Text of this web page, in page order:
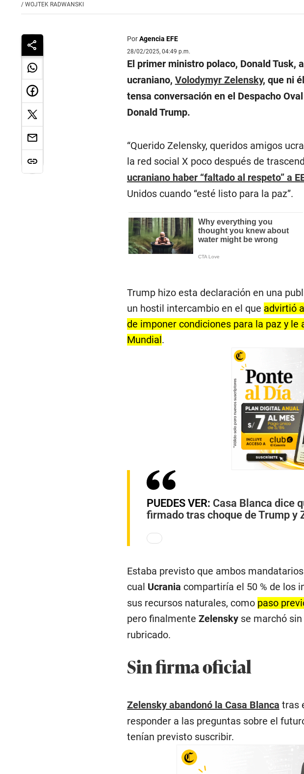
/ WOJTEK RADWANSKI
PorAgencia EFE
28/02/2025, 04:49 p.m.
El primer ministro polaco, Donald Tusk,
ucraniano, Volodymyr Zelensky, que ni
tensa conversación en el Despacho
Donald Trump.
“Querido Zelensky, queridos amigos
la red social X poco después de
ucraniano haber “faltado al respeto” a
Unidos cuando “esté listo para la paz”.
Trump hizo esta declaración en una
un hostil intercambio en el que advirtió
de imponer condiciones para la paz y le
Mundial.
PUEDES VER: Casa Blanca dice
firmado tras choque de Trump y
Estaba previsto que ambos
cual Ucrania compartiría el 50 % de los
sus recursos naturales, como paso
pero finalmente Zelenskyse marchó sin
rubricado.
Sin firma oficial
Zelensky abandonó la Casa Blanca tras
responder a las preguntas sobre el
tenían previsto suscribir.